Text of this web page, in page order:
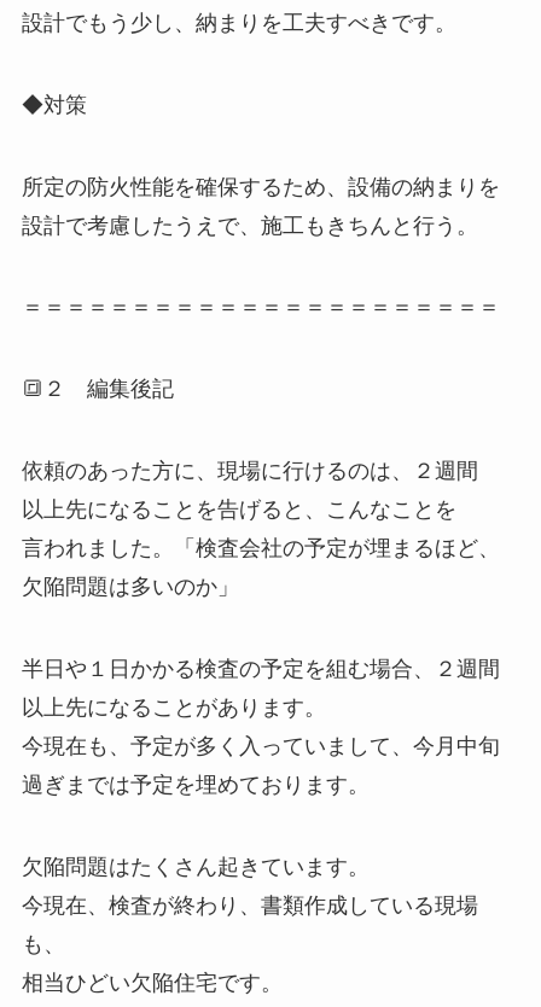
設計でもう少し、納まりを工夫すべきです。
◆対策
所定の防火性能を確保するため、設備の納まりを
設計で考慮したうえで、施工もきちんと行う。
＝＝＝＝＝＝＝＝＝＝＝＝＝＝＝＝＝＝＝＝＝＝
🔳２ 編集後記
依頼のあった方に、現場に行けるのは、２週間
以上先になることを告げると、こんなことを
言われました。「検査会社の予定が埋まるほど、
欠陥問題は多いのか」
半日や１日かかる検査の予定を組む場合、２週間
以上先になることがあります。
今現在も、予定が多く入っていまして、今月中旬
過ぎまでは予定を埋めております。
欠陥問題はたくさん起きています。
今現在、検査が終わり、書類作成している現場
も、
相当ひどい欠陥住宅です。